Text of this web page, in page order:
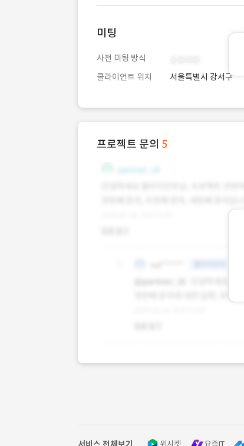
미팅
사전 미팅 방식
클라이언트 위치
서울특별시 강서구
프로젝트 문의 5
위시켓 요즘IT